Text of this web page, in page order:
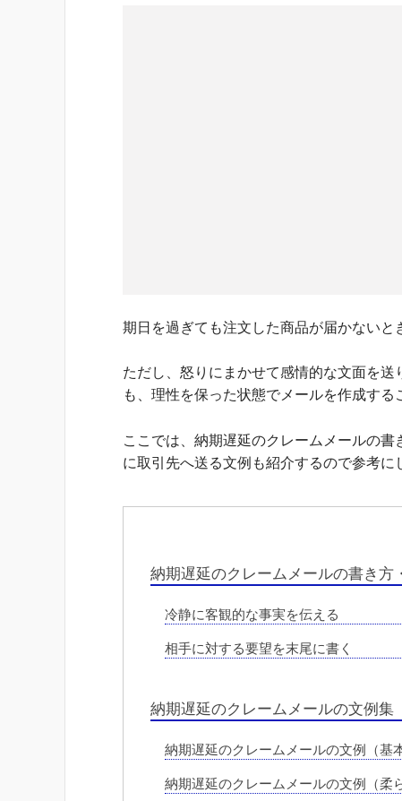
期日を過ぎても注文した商品が届かないと
ただし、怒りにまかせて感情的な文面を
も、理性を保った状態でメールを作成する
ここでは、納期遅延のクレームメールの
に取引先へ送る文例も紹介するので参考に
納期遅延のクレームメールの書き方
冷静に客観的な事実を伝える
相手に対する要望を末尾に書く
納期遅延のクレームメールの文例集
納期遅延のクレームメールの文例（基本
納期遅延のクレームメールの文例（柔